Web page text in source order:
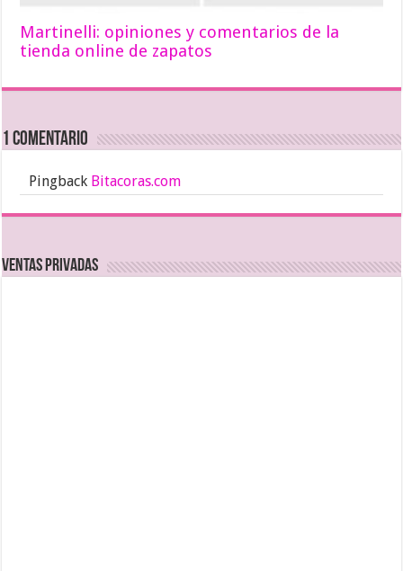
Martinelli: opiniones y comentarios de la
tienda online de zapatos
1 comentario
Pingback Bitacoras.com
Ventas Privadas